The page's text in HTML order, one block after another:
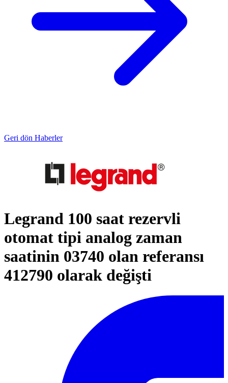
Geri dön Haberler
Legrand 100 saat rezervli
otomat tipi analog zaman
saatinin 03740 olan referansı
412790 olarak değişti